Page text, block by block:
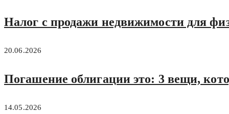
Налог с продажи недвижимости для
20.06.2026
Погашение облигации это: 3 вещи,
14.05.2026